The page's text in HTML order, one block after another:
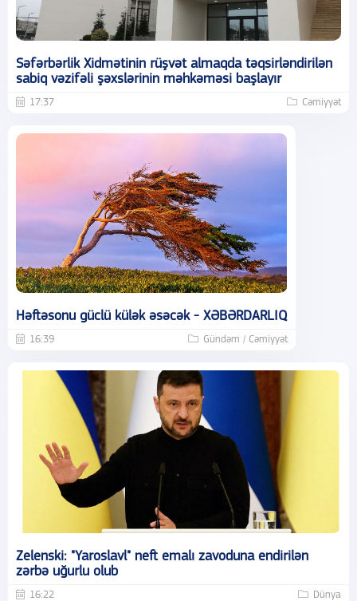
Səfərbərlik Xidmətinin rüşvət almaqda təqsirləndirilən
sabiq vəzifəli şəxslərinin məhkəməsi başlayır
17:37 Cəmiyyət
Həftəsonu güclü külək əsəcək - XƏBƏRDARLIQ
16:39 Gündəm / Cəmiyyət
Zelenski: "Yaroslavl" neft emalı zavoduna endirilən
zərbə uğurlu olub
16:22 Dünya